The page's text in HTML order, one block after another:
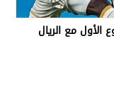
الأول مع الريال